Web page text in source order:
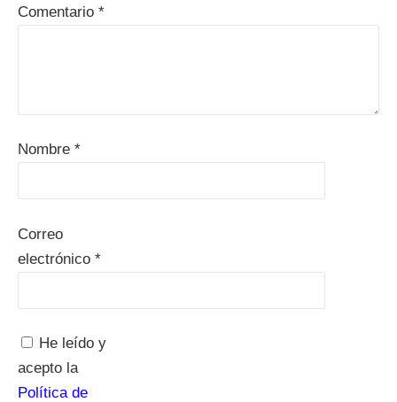
Comentario *
Nombre *
Correo
electrónico *
He leído y
acepto la
Política de